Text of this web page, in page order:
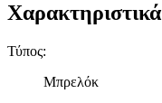
Χαρακτηριστικά
Τύπος:
Μπρελόκ